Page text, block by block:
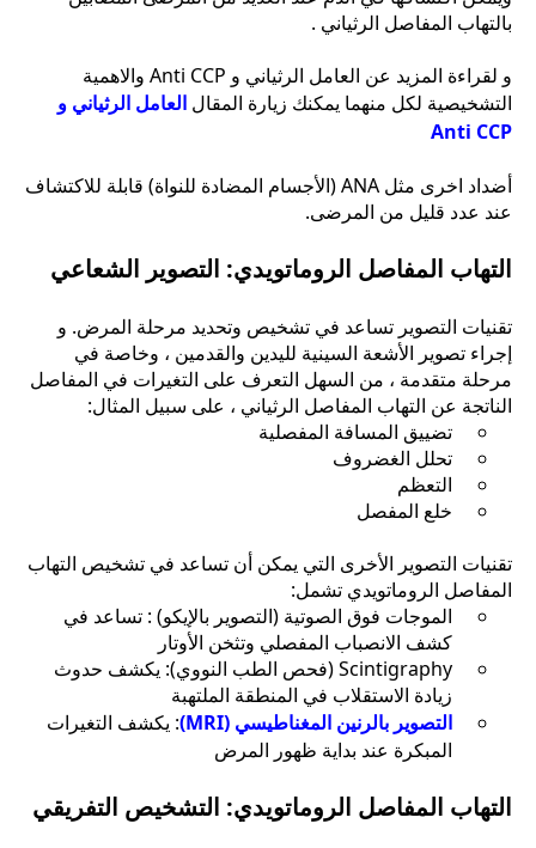
بالتهاب المفاصل الرثياني .
و لقراءة المزيد عن العامل الرثياني و Anti CCP والاهمية
التشخيصية لكل منهما يمكنك زيارة المقال العامل الرثياني و
Anti CCP
أضداد اخرى مثل ANA (الأجسام المضادة للنواة) قابلة للاكتشاف
عند عدد قليل من المرضى.
التهاب المفاصل الروماتويدي: التصوير الشعاعي
تقنيات التصوير تساعد في تشخيص وتحديد مرحلة المرض. و
إجراء تصوير الأشعة السينية لليدين والقدمين ، وخاصة في
مرحلة متقدمة ، من السهل التعرف على التغيرات في المفاصل
الناتجة عن التهاب المفاصل الرثياني ، على سبيل المثال:
تضييق المسافة المفصلية
تحلل الغضروف
التعظم
خلع المفصل
تقنيات التصوير الأخرى التي يمكن أن تساعد في تشخيص التهاب
المفاصل الروماتويدي تشمل:
الموجات فوق الصوتية (التصوير بالإيكو) : تساعد في
كشف الانصباب المفصلي وتثخن الأوتار
Scintigraphy (فحص الطب النووي): يكشف حدوث
زيادة الاستقلاب في المنطقة الملتهبة
التصوير بالرنين المغناطيسي (MRI)
: يكشف التغيرات
المبكرة عند بداية ظهور المرض
التهاب المفاصل الروماتويدي: التشخيص التفريقي